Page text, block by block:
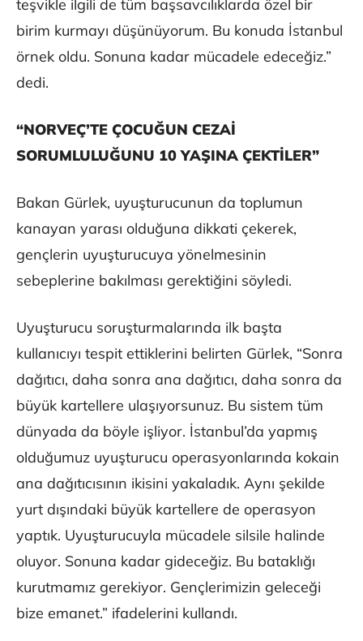
teşvikle ilgili de tüm başsavcılıklarda özel bir
birim kurmayı düşünüyorum. Bu konuda İstanbul
örnek oldu. Sonuna kadar mücadele edeceğiz.”
dedi.
“NORVEÇ’TE ÇOCUĞUN CEZAİ
SORUMLULUĞUNU 10 YAŞINA ÇEKTİLER”
Bakan Gürlek, uyuşturucunun da toplumun
kanayan yarası olduğuna dikkati çekerek,
gençlerin uyuşturucuya yönelmesinin
sebeplerine bakılması gerektiğini söyledi.
Uyuşturucu soruşturmalarında ilk başta
kullanıcıyı tespit ettiklerini belirten Gürlek, “Sonra
dağıtıcı, daha sonra ana dağıtıcı, daha sonra da
büyük kartellere ulaşıyorsunuz. Bu sistem tüm
dünyada da böyle işliyor. İstanbul’da yapmış
olduğumuz uyuşturucu operasyonlarında kokain
ana dağıtıcısının ikisini yakaladık. Aynı şekilde
yurt dışındaki büyük kartellere de operasyon
yaptık. Uyuşturucuyla mücadele silsile halinde
oluyor. Sonuna kadar gideceğiz. Bu bataklığı
kurutmamız gerekiyor. Gençlerimizin geleceği
bize emanet.” ifadelerini kullandı.